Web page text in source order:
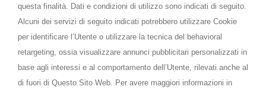
questa finalità. Dati e condizioni di utilizzo sono indicati di seguito.
Alcuni dei servizi di seguito indicati potrebbero utilizzare Cookie
per identificare l’Utente o utilizzare la tecnica del behavioral
retargeting, ossia visualizzare annunci pubblicitari personalizzati in
base agli interessi e al comportamento dell’Utente, rilevati anche al
di fuori di Questo Sito Web. Per avere maggiori informazioni in